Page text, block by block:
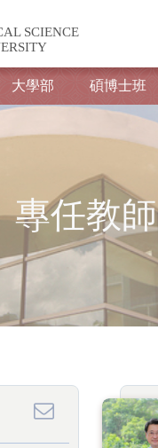
SCIENCE
大學部 碩博士班
專任教師